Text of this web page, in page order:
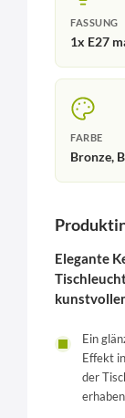
FASSUNG
1x E27
FARBE
Bronze,
Elegante
Ein
Effekt
der